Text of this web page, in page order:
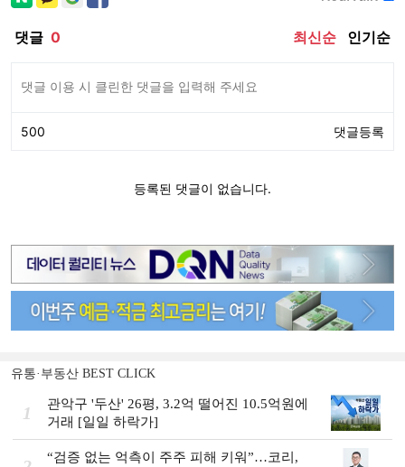
유통·부동산 BEST CLICK
1
관악구 '두산' 26평, 3.2억 떨어진 10.5억원에
거래 [일일 하락가]
“검증 없는 억측이 주주 피해 키워”…코리,